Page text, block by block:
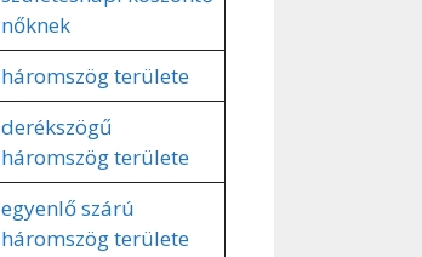
nőknek
háromszög területe
derékszögű
háromszög területe
egyenlő szárú
háromszög területe